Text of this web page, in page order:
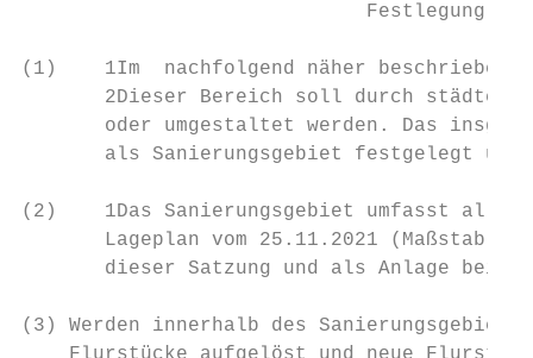
Festlegung
(1)    1Im  nachfolgend näher
2Dieser Bereich soll durch
oder umgestaltet werden. Das
als Sanierungsgebiet festgelegt
(2)    1Das Sanierungsgebiet umfasst alle
Lageplan vom 25.11.2021 (Maßstab
dieser Satzung und als Anlage
(3) Werden innerhalb des Sanierungsgebiets